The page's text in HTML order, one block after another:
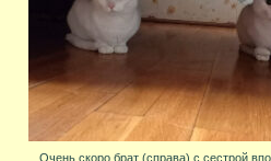
Очень скоро брат (справа) с сестрой